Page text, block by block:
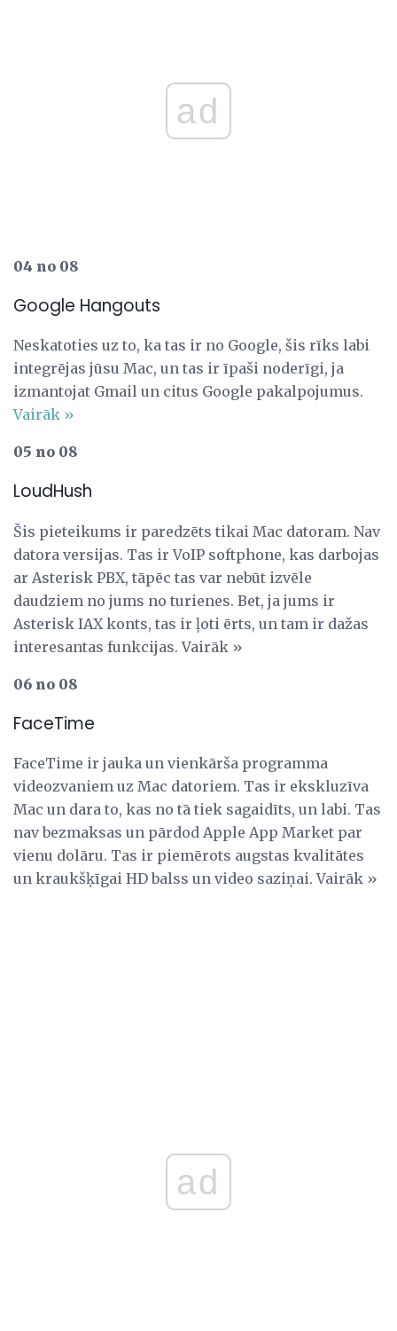
ad
04 no 08
Google Hangouts
Neskatoties uz to, ka tas ir no Google, šis rīks labi
integrējas jūsu Mac, un tas ir īpaši noderīgi, ja
izmantojat Gmail un citus Google pakalpojumus.
Vairāk »
05 no 08
LoudHush
Šis pieteikums ir paredzēts tikai Mac datoram. Nav
datora versijas. Tas ir VoIP softphone, kas darbojas
ar Asterisk PBX, tāpēc tas var nebūt izvēle
daudziem no jums no turienes. Bet, ja jums ir
Asterisk IAX konts, tas ir ļoti ērts, un tam ir dažas
interesantas funkcijas. Vairāk »
06 no 08
FaceTime
FaceTime ir jauka un vienkārša programma
videozvaniem uz Mac datoriem. Tas ir ekskluzīva
Mac un dara to, kas no tā tiek sagaidīts, un labi. Tas
nav bezmaksas un pārdod Apple App Market par
vienu dolāru. Tas ir piemērots augstas kvalitātes
un kraukšķīgai HD balss un video saziņai. Vairāk »
ad